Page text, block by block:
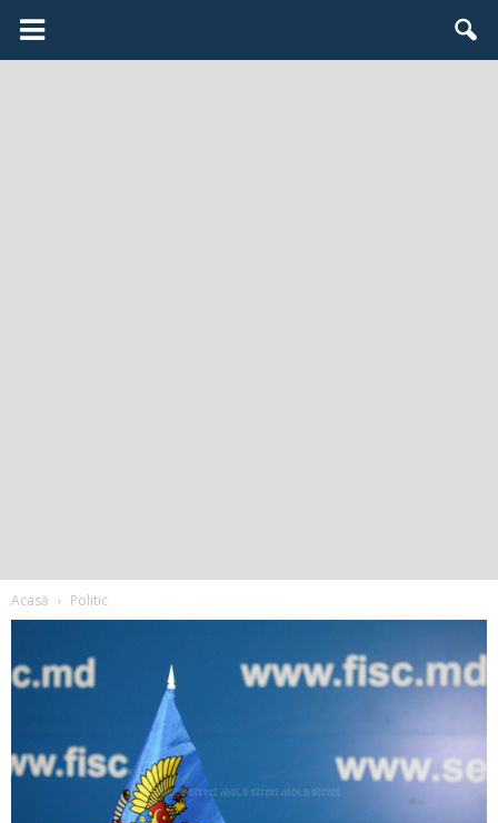
Acasă Politic